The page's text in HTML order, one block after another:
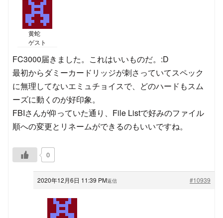
黄蛇
ゲスト
FC3000届きました。これはいいものだ。:D
最初からダミーカードリッジが刺さっていてスペック
に無理してないエミュチョイスで、どのハードもスム
ーズに動くのが好印象。
FBIさんが仰っていた通り、File Listで好みのファイル
順への変更とリネームができるのもいいですね。
0
2020年12月6日 11:39 PM #10939
返信